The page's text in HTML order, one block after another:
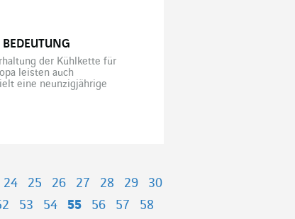
der Kühlkette für
leisten auch
eine neunzigjährige
24 25 26 27 28 29
30
53 54 55 56 57
58